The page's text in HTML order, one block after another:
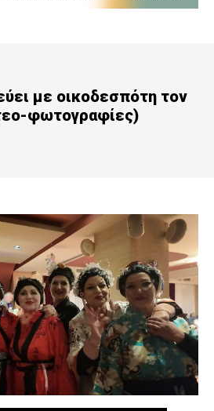
με οικοδεσπότη τον
φωτογραφίες)